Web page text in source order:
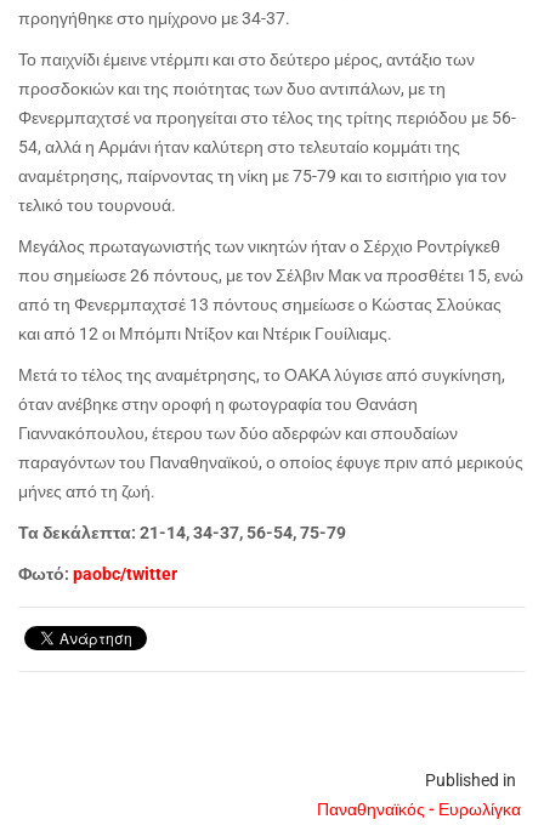
Published in
Παναθηναϊκός - Ευρωλίγκα
προηγήθηκε στο ημίχρονο με 34-37.
Το παιχνίδι έμεινε ντέρμπι και στο δεύτερο μέρος, αντάξιο των
προσδοκιών και της ποιότητας των δυο αντιπάλων, με τη
Φενερμπαχτσέ να προηγείται στο τέλος της τρίτης περιόδου με 56-
54, αλλά η Αρμάνι ήταν καλύτερη στο τελευταίο κομμάτι της
αναμέτρησης, παίρνοντας τη νίκη με 75-79 και το εισιτήριο για τον
τελικό του τουρνουά.
Μεγάλος πρωταγωνιστής των νικητών ήταν ο Σέρχιο Ροντρίγκεθ
που σημείωσε 26 πόντους, με τον Σέλβιν Μακ να προσθέτει 15, ενώ
από τη Φενερμπαχτσέ 13 πόντους σημείωσε ο Κώστας Σλούκας
και από 12 οι Μπόμπι Ντίξον και Ντέρικ Γουίλιαμς.
Μετά το τέλος της αναμέτρησης, το ΟΑΚΑ λύγισε από συγκίνηση,
όταν ανέβηκε στην οροφή η φωτογραφία του Θανάση
Γιαννακόπουλου, έτερου των δύο αδερφών και σπουδαίων
παραγόντων του Παναθηναϊκού, ο οποίος έφυγε πριν από μερικούς
μήνες από τη ζωή.
Τα δεκάλεπτα: 21-14, 34-37, 56-54, 75-79
Φωτό: paobc/twitter